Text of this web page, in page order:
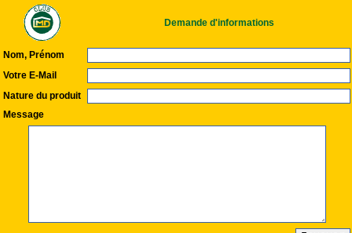
Demande d'informations
Nom, Prénom
Votre E-Mail
Nature du produit
Message